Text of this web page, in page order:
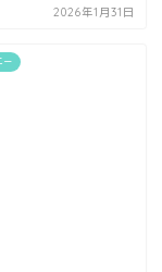
2026年1月31日
ー